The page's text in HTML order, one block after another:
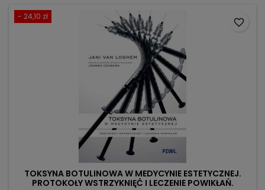
- 24,10 zł
TOKSYNA BOTULINOWA W MEDYCYNIE ESTETYCZNEJ.
PROTOKOŁY WSTRZYKNIĘĆ I LECZENIE POWIKŁAŃ.
favorite_border